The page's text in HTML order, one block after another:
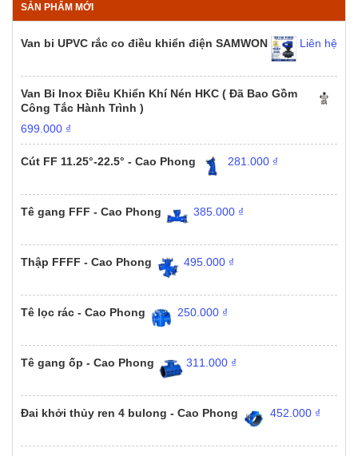
SẢN PHẨM MỚI
Van bi UPVC rắc co điều khiển điện SAMWON Liên hệ
Van Bi Inox Điều Khiển Khí Nén HKC ( Đã Bao Gồm
Công Tắc Hành Trình )
699.000 ₫
Cút FF 11.25°-22.5° - Cao Phong 281.000 ₫
Tê gang FFF - Cao Phong 385.000 ₫
Thập FFFF - Cao Phong 495.000 ₫
Tê lọc rác - Cao Phong 250.000 ₫
Tê gang ốp - Cao Phong 311.000 ₫
Đai khởi thủy ren 4 bulong - Cao Phong 452.000 ₫